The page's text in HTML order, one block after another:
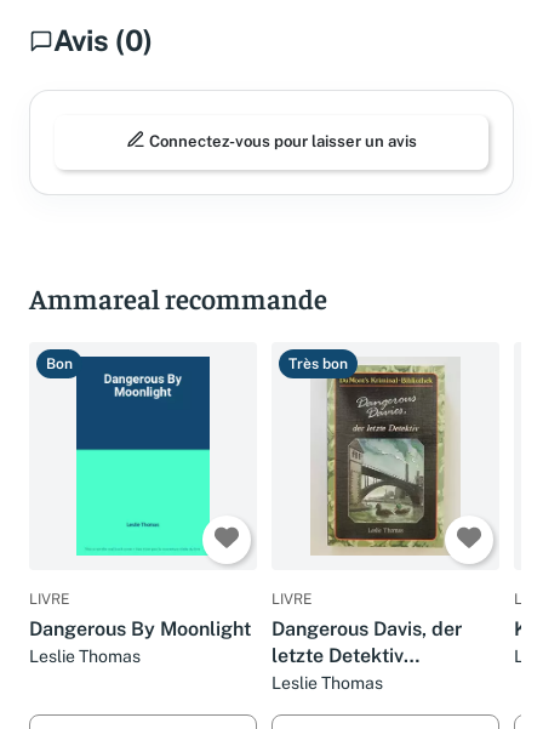
Avis (0)
Connectez-vous pour laisser un avis
Ammareal recommande
Bon
LIVRE
Dangerous By Moonlight
Leslie Thomas
Très bon
LIVRE
Dangerous Davis, der
letzte Detektiv
(DUMONT's Kriminal-
Bibliothek)
Leslie Thomas